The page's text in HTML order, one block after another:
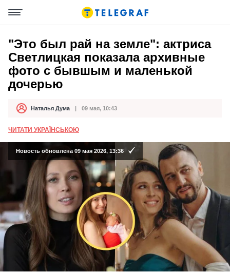
"Это был рай на земле": актриса
Светлицкая показала архивные
фото с бывшым и маленькой
дочерью
АвторНаталья Дума
Дата публикации 09 мая, 10:43
ЧИТАТИ УКРАЇНСЬКОЮ
Новость обновлена 09 мая 2026, 13:36